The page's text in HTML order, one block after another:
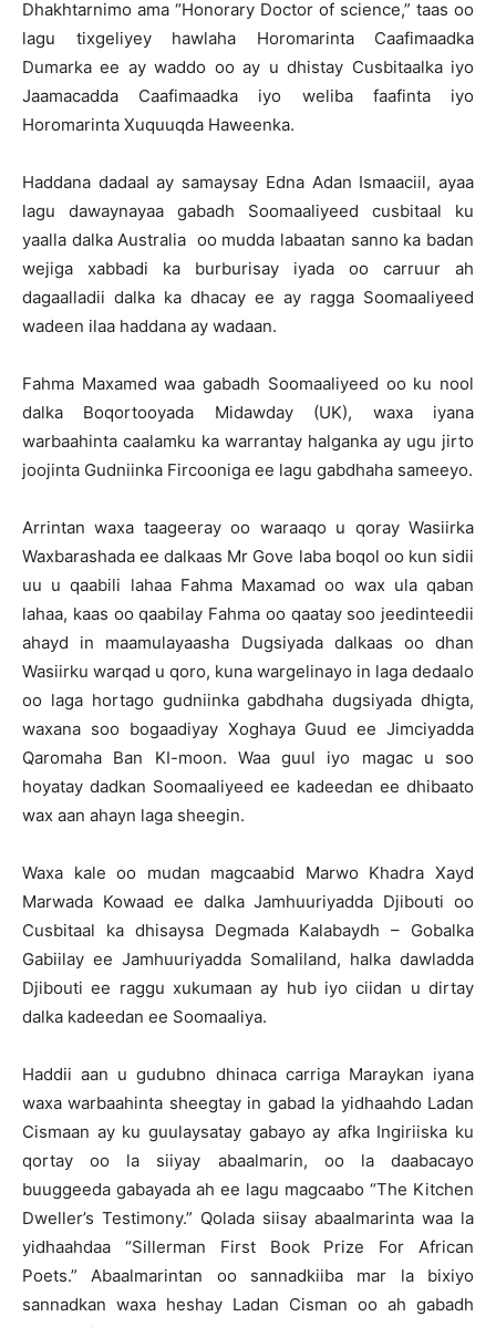
Dhakhtarnimo ama “Honorary Doctor of science,” taas oo
lagu tixgeliyey hawlaha Horomarinta Caafimaadka
Dumarka ee ay waddo oo ay u dhistay Cusbitaalka iyo
Jaamacadda Caafimaadka iyo weliba faafinta iyo
Horomarinta Xuquuqda Haweenka.
Haddana dadaal ay samaysay Edna Adan Ismaaciil, ayaa
lagu dawaynayaa gabadh Soomaaliyeed cusbitaal ku
yaalla dalka Australia oo mudda labaatan sanno ka badan
wejiga xabbadi ka burburisay iyada oo carruur ah
dagaalladii dalka ka dhacay ee ay ragga Soomaaliyeed
wadeen ilaa haddana ay wadaan.
Fahma Maxamed waa gabadh Soomaaliyeed oo ku nool
dalka Boqortooyada Midawday (UK), waxa iyana
warbaahinta caalamku ka warrantay halganka ay ugu jirto
joojinta Gudniinka Fircooniga ee lagu gabdhaha sameeyo.
Arrintan waxa taageeray oo waraaqo u qoray Wasiirka
Waxbarashada ee dalkaas Mr Gove laba boqol oo kun sidii
uu u qaabili lahaa Fahma Maxamad oo wax ula qaban
lahaa, kaas oo qaabilay Fahma oo qaatay soo jeedinteedii
ahayd in maamulayaasha Dugsiyada dalkaas oo dhan
Wasiirku warqad u qoro, kuna wargelinayo in laga dedaalo
oo laga hortago gudniinka gabdhaha dugsiyada dhigta,
waxana soo bogaadiyay Xoghaya Guud ee Jimciyadda
Qaromaha Ban KI-moon. Waa guul iyo magac u soo
hoyatay dadkan Soomaaliyeed ee kadeedan ee dhibaato
wax aan ahayn laga sheegin.
Waxa kale oo mudan magcaabid Marwo Khadra Xayd
Marwada Kowaad ee dalka Jamhuuriyadda Djibouti oo
Cusbitaal ka dhisaysa Degmada Kalabaydh – Gobalka
Gabiilay ee Jamhuuriyadda Somaliland, halka dawladda
Djibouti ee raggu xukumaan ay hub iyo ciidan u dirtay
dalka kadeedan ee Soomaaliya.
Haddii aan u gudubno dhinaca carriga Maraykan iyana
waxa warbaahinta sheegtay in gabad la yidhaahdo Ladan
Cismaan ay ku guulaysatay gabayo ay afka Ingiriiska ku
qortay oo la siiyay abaalmarin, oo la daabacayo
buuggeeda gabayada ah ee lagu magcaabo “The Kitchen
Dweller’s Testimony.” Qolada siisay abaalmarinta waa la
yidhaahdaa “Sillerman First Book Prize For African
Poets.” Abaalmarintan oo sannadkiiba mar la bixiyo
sannadkan waxa heshay Ladan Cisman oo ah gabadh